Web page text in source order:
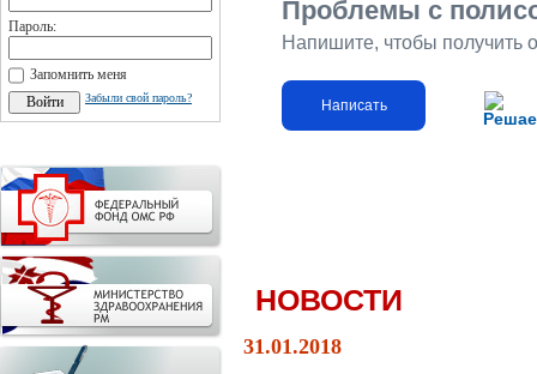
Пароль:
Запомнить меня
Забыли свой пароль?
Проблемы с
Напишите, чтобы получить
Написать
НОВОСТИ
31.01.2018